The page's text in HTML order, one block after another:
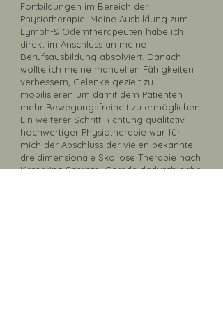
Fortbildungen im Bereich der
Physiotherapie. Meine Ausbildung zum
Lymph-& Ödemtherapeuten habe ich
direkt im Anschluss an meine
Berufsausbildung absolviert. Danach
wollte ich meine manuellen Fähigkeiten
verbessern, Gelenke gezielt zu
mobilisieren um damit dem Patienten
mehr Bewegungsfreiheit zu ermöglichen.
Ein weiterer Schritt Richtung qualitativ
hochwertiger Physiotherapie war für
mich der Abschluss der vielen bekannte
dreidimensionale Skoliose Therapie nach
Katharina Schroth. Gerade dadurch habe